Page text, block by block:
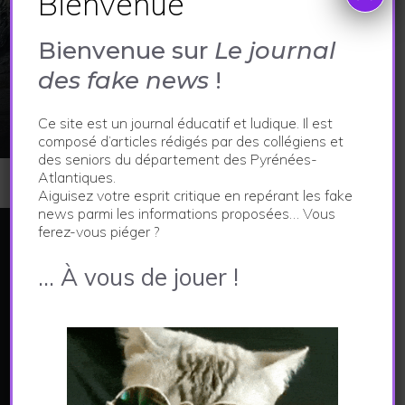
ECONOMIE ET VIE LOCALE
Un abri tellurique d’exception
24 avril 2023
Les articles publiés dans ce journal sont créés par
les collégiens et les seniors des Pyrénées-
Atlantiques à l'issue d'un parcours de médiation
Bienvenue sur Le journal
des fake news !
Ce site est un journal éducatif et ludique. Il est
composé d’articles rédigés par des collégiens et
des seniors du département des Pyrénées-
Atlantiques.
Aiguisez votre esprit critique en repérant les fake
news parmi les informations proposées… Vous
ferez-vous piéger ?
… À vous de jouer !